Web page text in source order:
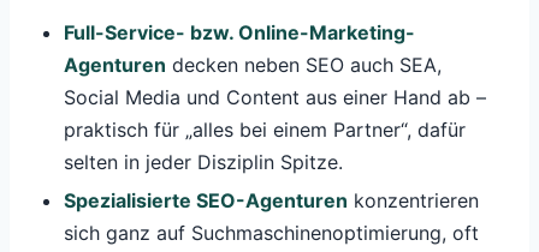
Full-Service- bzw. Online-Marketing-
Agenturen decken neben SEO auch SEA,
Social Media und Content aus einer Hand ab –
praktisch für „alles bei einem Partner“, dafür
selten in jeder Disziplin Spitze.
Spezialisierte SEO-Agenturen konzentrieren
sich ganz auf Suchmaschinenoptimierung, oft